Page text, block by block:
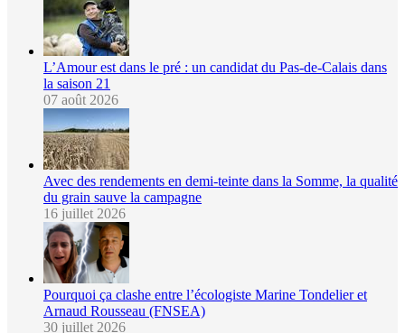
L’Amour est dans le pré : un candidat du Pas-de-Calais dans
la saison 21
07 août 2026
Avec des rendements en demi-teinte dans la Somme, la qualité
du grain sauve la campagne
16 juillet 2026
Pourquoi ça clashe entre l’écologiste Marine Tondelier et
Arnaud Rousseau (FNSEA)
30 juillet 2026